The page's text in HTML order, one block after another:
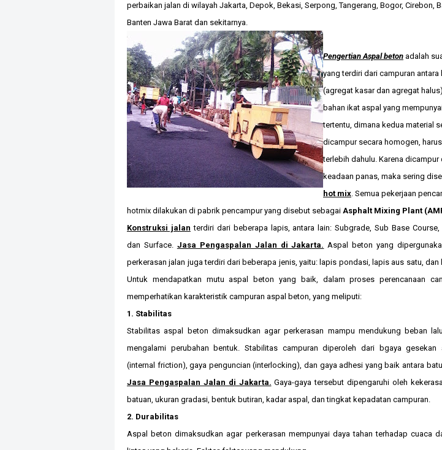
perbaikan jalan di wilayah Jakarta, Depok, Bekasi, Serpong, Tangerang, Bogor, Cirebon,
Banten Jawa Barat dan sekitarnya.
Pengertian Aspal beton adalah
yang terdiri dari campuran antara
(agregat kasar dan agregat
bahan ikat aspal yang
tertentu, dimana kedua material
dicampur secara homogen,
terlebih dahulu. Karena dicampur
keadaan panas, maka sering
hot mix. Semua pekerjaan
hotmix dilakukan di pabrik pencampur yang disebut sebagai Asphalt Mixing Plant
Konstruksi jalan terdiri dari beberapa lapis, antara lain: Subgrade, Sub Base Course,
dan Surface. Jasa Pengaspalan Jalan di Jakarta. Aspal beton yang
perkerasan jalan juga terdiri dari beberapa jenis, yaitu: lapis pondasi, lapis aus satu, dan
Untuk mendapatkan mutu aspal beton yang baik, dalam proses perencanaan
memperhatikan karakteristik campuran aspal beton, yang meliputi:
1. Stabilitas
Stabilitas aspal beton dimaksudkan agar perkerasan mampu mendukung beban
mengalami perubahan bentuk. Stabilitas campuran diperoleh dari bgaya gesekan
(internal friction), gaya penguncian (interlocking), dan gaya adhesi yang baik antara
Jasa Pengaspalan Jalan di Jakarta. Gaya-gaya tersebut dipengaruhi oleh
batuan, ukuran gradasi, bentuk butiran, kadar aspal, dan tingkat kepadatan campuran.
2. Durabilitas
Aspal beton dimaksudkan agar perkerasan mempunyai daya tahan terhadap cuaca